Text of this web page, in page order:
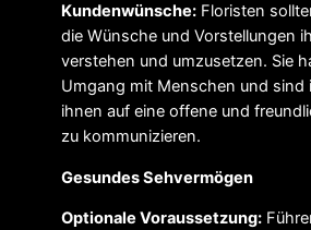
Kundenwünsche: Floristen
die Wünsche und Vorstellungen
verstehen und umzusetzen. Sie
Umgang mit Menschen und sind
ihnen auf eine offene und
zu kommunizieren.
Gesundes Sehvermögen
Optionale Voraussetzung: